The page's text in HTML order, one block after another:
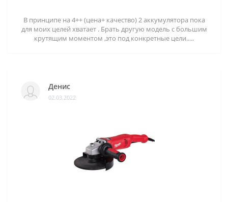
В принципе на 4++ (цена+ качество) 2 аккумулятора пока
для моих целей хватает . Брать другую модель с большим
крутящим моментом ,это под конкретные цели.....
Денис
02.03.2022